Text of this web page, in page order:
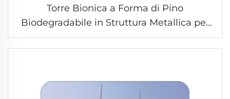
Torre Bionica a Forma di Pino
Biodegradabile in Struttura Metallica per
Infrastrutture di Comunicazione